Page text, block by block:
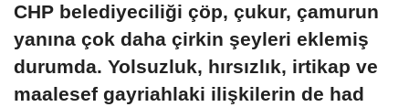
CHP belediyeciliği çöp, çukur, çamurun
yanına çok daha çirkin şeyleri eklemiş
durumda. Yolsuzluk, hırsızlık, irtikap ve
maalesef gayriahlaki ilişkilerin de had